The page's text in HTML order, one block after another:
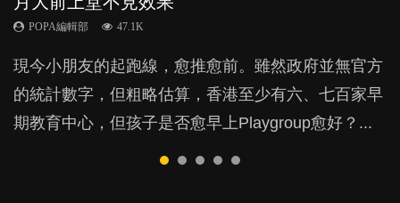
POPA編輯部 47.1K
現今小朋友的起跑線，愈推愈前。雖然政府並無官方
的統計數字，但粗略估算，香港至少有六、七百家早
期教育中心，但孩子是否愈早上Playgroup愈好？...
POPA編輯部 33.1K
由美國學者所創的 tools of the mind 課程，學生以遊
戲方式學習，學術能力和自制能力亦明顯比其他小朋
友優勝，到底這課程有何特別之處？...
鬱，影響日常生活，嚴重的甚至會有自殺，或傷害小
朋友的念頭。但為何爸爸患上產後抑鬱往往難以察
覺？...
POPA編輯部 25.8K
許多媽媽心底可能都有一刻掙扎過：究竟全職好，還
是在職好。雖說每個家庭都有自己的獨特狀況和考慮
因素，但原來全職和在職媽媽所養育的子女其實都各
POPA編輯部 31.5K
父母日夜無間、身心俱疲地照顧BB，如何做到正向
教養？部份父母更會為了小朋友放棄自己的嗜好、減
少出席朋友聚會等等，你以為會換來美好的親子關